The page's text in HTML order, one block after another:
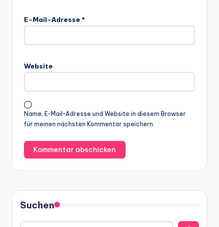
E-Mail-Adresse *
Website
Name, E-Mail-Adresse und Website in diesem Browser
für meinen nächsten Kommentar speichern.
Suchen